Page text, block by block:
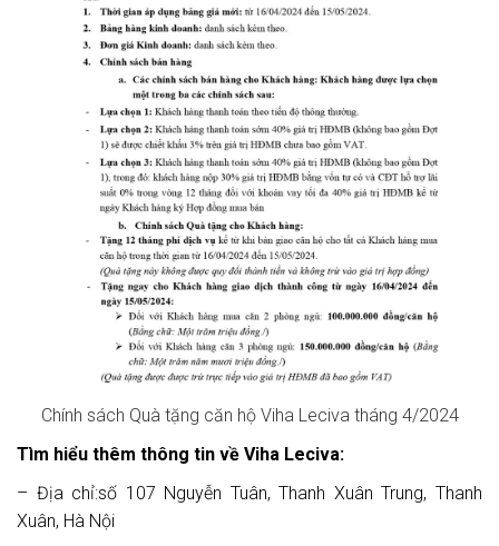
Chính sách Quà tặng căn hộ Viha Leciva tháng 4/2024
Tìm hiểu thêm thông tin về Viha Leciva:
– Địa chỉ:số 107 Nguyễn Tuân, Thanh Xuân Trung, Thanh
Xuân, Hà Nội